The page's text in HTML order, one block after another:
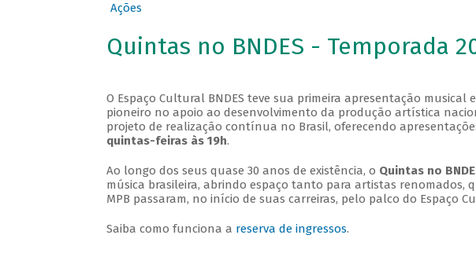
Ações
Quintas no BNDES - Temporada
O Espaço Cultural BNDES teve sua primeira apresentação musical
pioneiro no apoio ao desenvolvimento da produção artística
projeto de realização contínua no Brasil, oferecendo
quintas-feiras às 19h.
Ao longo dos seus quase 30 anos de existência, o Quintas no
música brasileira, abrindo espaço tanto para artistas renomados,
MPB passaram, no início de suas carreiras, pelo palco do Espaço
Saiba como funciona a reserva de ingressos.